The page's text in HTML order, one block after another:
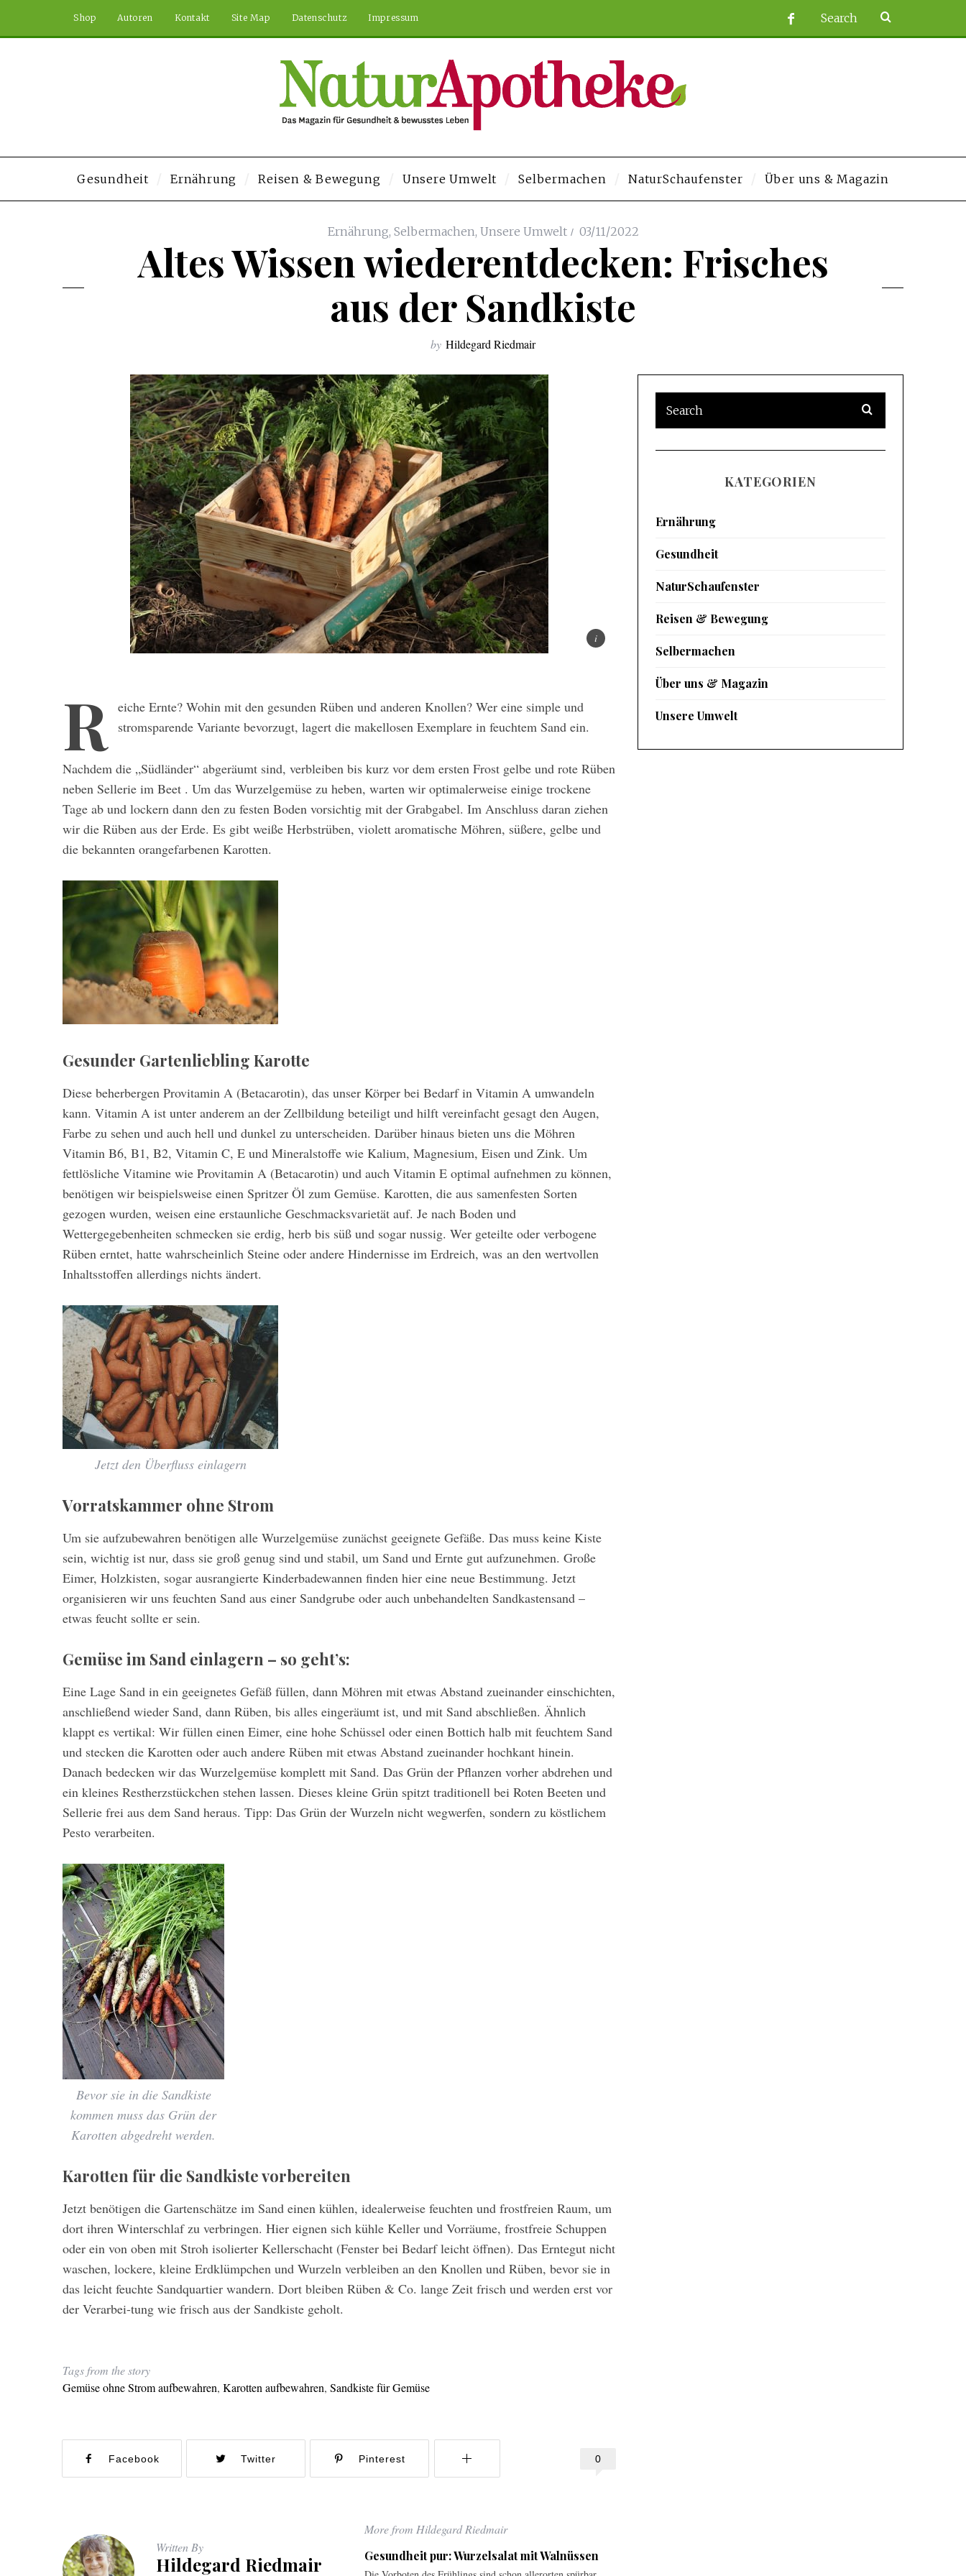
Shop Autoren Kontakt Site Map Datenschutz Impressum
Gesundheit Ernährung Reisen & Bewegung Unsere Umwelt Selbermachen NaturSchaufenster Über uns & Magazin
https://use.sandiegobudgettireco.com/Deneme Bonusu Veren SitelerDeneme Bonusu Veren Sitelerhttps://elysium-studios.com/
Ernährung, Selbermachen, Unsere Umwelt 03/11/2022
Altes Wissen wiederentdecken: Frisches
aus der Sandkiste
by Hildegard Riedmair
R
eiche Ernte? Wohin mit den gesunden Rüben und anderen Knollen? Wer eine simple und
stromsparende Variante bevorzugt, lagert die makellosen Exemplare in feuchtem Sand ein.
Nachdem die „Südländer“ abgeräumt sind, verbleiben bis kurz vor dem ersten Frost gelbe und rote Rüben
neben Sellerie im Beet . Um das Wurzelgemüse zu heben, warten wir optimalerweise einige trockene
Tage ab und lockern dann den zu festen Boden vorsichtig mit der Grabgabel. Im Anschluss daran ziehen
wir die Rüben aus der Erde. Es gibt weiße Herbstrüben, violett aromatische Möhren, süßere, gelbe und
die bekannten orangefarbenen Karotten.
Gesunder Gartenliebling Karotte
Diese beherbergen Provitamin A (Betacarotin), das unser Körper bei Bedarf in Vitamin A umwandeln
kann. Vitamin A ist unter anderem an der Zellbildung beteiligt und hilft vereinfacht gesagt den Augen,
Farbe zu sehen und auch hell und dunkel zu unterscheiden. Darüber hinaus bieten uns die Möhren
Vitamin B6, B1, B2, Vitamin C, E und Mineralstoffe wie Kalium, Magnesium, Eisen und Zink. Um
fettlösliche Vitamine wie Provitamin A (Betacarotin) und auch Vitamin E optimal aufnehmen zu können,
benötigen wir beispielsweise einen Spritzer Öl zum Gemüse. Karotten, die aus samenfesten Sorten
gezogen wurden, weisen eine erstaunliche Geschmacksvarietät auf. Je nach Boden und
Wettergegebenheiten schmecken sie erdig, herb bis süß und sogar nussig. Wer geteilte oder verbogene
Rüben erntet, hatte wahrscheinlich Steine oder andere Hindernisse im Erdreich, was an den wertvollen
Inhaltsstoffen allerdings nichts ändert.
Jetzt den Überfluss einlagern
Vorratskammer ohne Strom
Um sie aufzubewahren benötigen alle Wurzelgemüse zunächst geeignete Gefäße. Das muss keine Kiste
sein, wichtig ist nur, dass sie groß genug sind und stabil, um Sand und Ernte gut aufzunehmen. Große
Eimer, Holzkisten, sogar ausrangierte Kinderbadewannen finden hier eine neue Bestimmung. Jetzt
organisieren wir uns feuchten Sand aus einer Sandgrube oder auch unbehandelten Sandkastensand –
etwas feucht sollte er sein.
Gemüse im Sand einlagern – so geht’s:
Eine Lage Sand in ein geeignetes Gefäß füllen, dann Möhren mit etwas Abstand zueinander einschichten,
anschließend wieder Sand, dann Rüben, bis alles eingeräumt ist, und mit Sand abschließen. Ähnlich
klappt es vertikal: Wir füllen einen Eimer, eine hohe Schüssel oder einen Bottich halb mit feuchtem Sand
und stecken die Karotten oder auch andere Rüben mit etwas Abstand zueinander hochkant hinein.
Danach bedecken wir das Wurzelgemüse komplett mit Sand. Das Grün der Pflanzen vorher abdrehen und
ein kleines Restherzstückchen stehen lassen. Dieses kleine Grün spitzt traditionell bei Roten Beeten und
Sellerie frei aus dem Sand heraus. Tipp: Das Grün der Wurzeln nicht wegwerfen, sondern zu köstlichem
Pesto verarbeiten.
Bevor sie in die Sandkiste
kommen muss das Grün der
Karotten abgedreht werden.
Karotten für die Sandkiste vorbereiten
Jetzt benötigen die Gartenschätze im Sand einen kühlen, idealerweise feuchten und frostfreien Raum, um
dort ihren Winterschlaf zu verbringen. Hier eignen sich kühle Keller und Vorräume, frostfreie Schuppen
oder ein von oben mit Stroh isolierter Kellerschacht (Fenster bei Bedarf leicht öffnen). Das Erntegut nicht
waschen, lockere, kleine Erdklümpchen und Wurzeln verbleiben an den Knollen und Rüben, bevor sie in
das leicht feuchte Sandquartier wandern. Dort bleiben Rüben & Co. lange Zeit frisch und werden erst vor
der Verarbei-tung wie frisch aus der Sandkiste geholt.
Tags from the story
Gemüse ohne Strom aufbewahren, Karotten aufbewahren, Sandkiste für Gemüse
0
Facebook Twitter Pinterest
Written By
Hildegard Riedmair
More from Hildegard Riedmair
Gesundheit pur: Wurzelsalat mit Walnüssen
KATEGORIEN
Ernährung
Gesundheit
NaturSchaufenster
Reisen & Bewegung
Selbermachen
Über uns & Magazin
Unsere Umwelt